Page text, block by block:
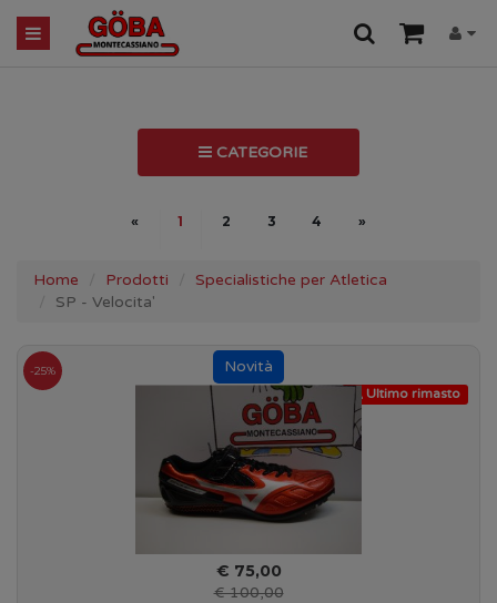
CATEGORIE
« 1 2 3 4 »
Home Prodotti
Specialistiche per Atletica
SP - Velocita'
Ultimo rimasto
-25%
€ 75,00
€ 100,00